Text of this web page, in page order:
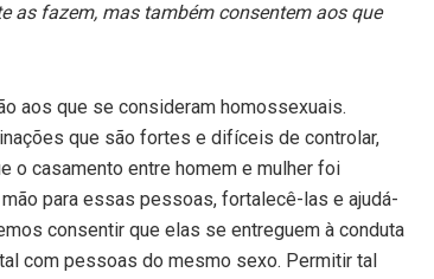
as fazem, mas também consentem aos que
aos que se consideram homossexuais.
que são fortes e difíceis de controlar,
o casamento entre homem e mulher foi
para essas pessoas, fortalecê-las e ajudá-
consentir que elas se entreguem à conduta
com pessoas do mesmo sexo. Permitir tal